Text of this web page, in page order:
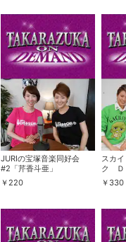
４ヵ月分の購入明細の確
現在獲得済みのお得なク
ます。
レンタル、購入、定額見
確認が可能です。こちら
と便利です。
能です。
JURIの宝塚音楽同好会
#2「芹香斗亜」
￥ 220
スカ
ク Ｄ
「鳳
つかさ
￥ 330